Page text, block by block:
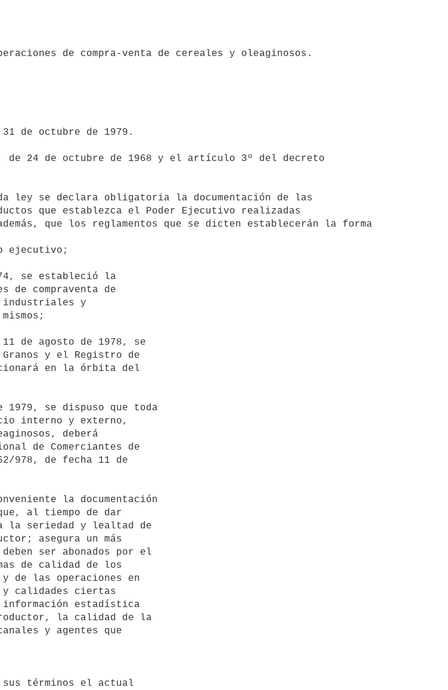
que establezca el Poder Ejecutivo realizadas
que los reglamentos que se dicten establecerán la forma
ejecutivo;
se estableció la
de compraventa de
industriales y
de agosto de 1978, se
y el Registro de
en la órbita del
1979, se dispuso que toda
interno y externo,
deberá
de Comerciantes de
978, de fecha 11 de
la documentación
al tiempo de dar
la seriedad y lealtad de
asegura un más
ser abonados por el
de calidad de los
de las operaciones en
y calidades ciertas
estadística
la calidad de la
y agentes que
sus términos el actual